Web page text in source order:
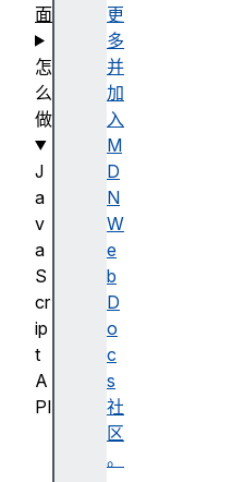
更
多
并
加
入
M
D
N
W
e
b
D
o
c
s
社
区
。
面
怎
么
做
J
a
v
a
S
cr
ip
t
A
PI